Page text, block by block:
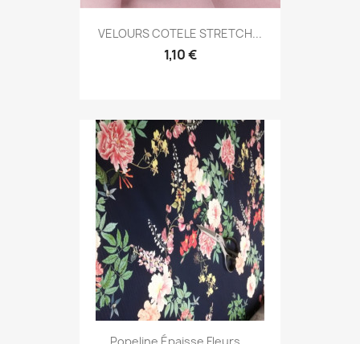
VELOURS COTELE STRETCH...
1,10 €